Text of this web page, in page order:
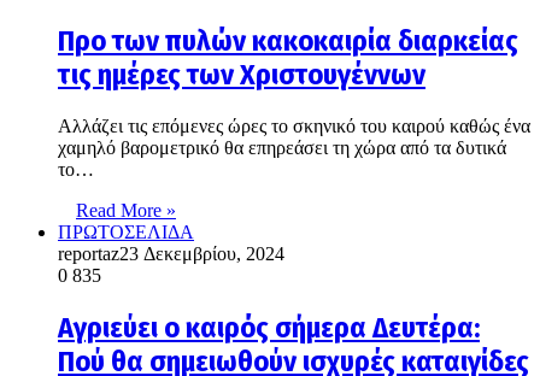
Προ των πυλών κακοκαιρία διαρκείας
τις ημέρες των Χριστουγέννων
Αλλάζει τις επόμενες ώρες το σκηνικό του καιρού καθώς ένα
χαμηλό βαρομετρικό θα επηρεάσει τη χώρα από τα δυτικά
το…
Read More »
ΠΡΩΤΟΣΕΛΙΔΑ
reportaz23 Δεκεμβρίου, 2024
0 835
Αγριεύει ο καιρός σήμερα Δευτέρα:
Πού θα σημειωθούν ισχυρές καταιγίδες